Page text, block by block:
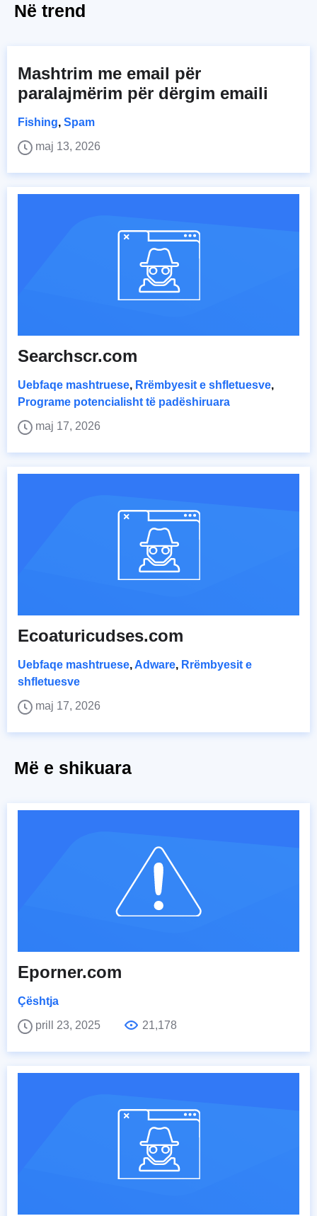
Në trend
Mashtrim me email për
paralajmërim për dërgim emaili
Fishing, Spam
maj 13, 2026
Searchscr.com
Uebfaqe mashtruese, Rrëmbyesit e shfletuesve,
Programe potencialisht të padëshiruara
maj 17, 2026
Ecoaturicudses.com
Uebfaqe mashtruese,Adware, Rrëmbyesit e
shfletuesve
maj 17, 2026
Më e shikuara
Eporner.com
Çështja
prill 23, 2025
21,178